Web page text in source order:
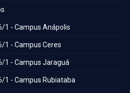
1 - Campus Anápolis
1 - Campus Ceres
1 - Campus Jaraguá
1 - Campus Rubiataba